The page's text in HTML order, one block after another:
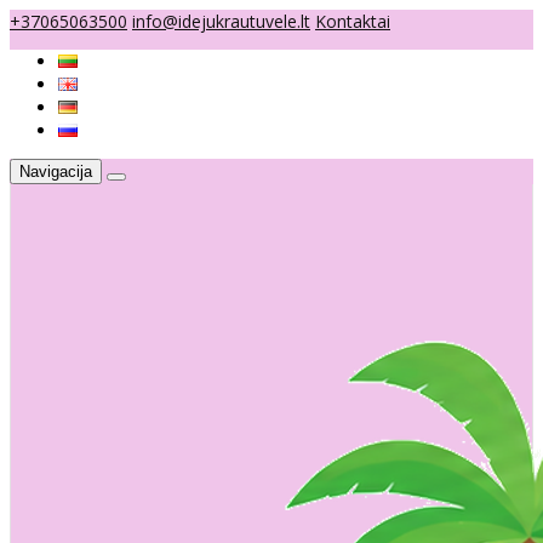
+37065063500 info@idejukrautuvele.lt Kontaktai
Navigacija